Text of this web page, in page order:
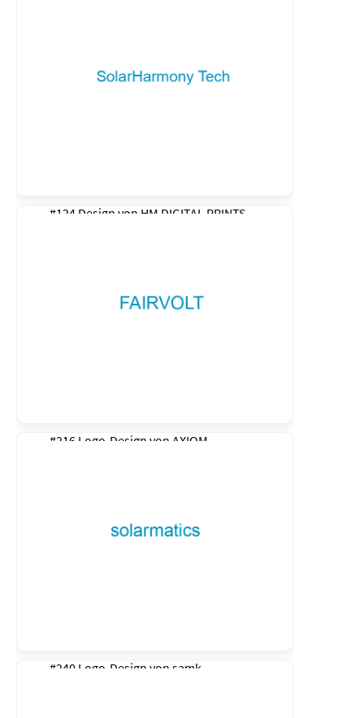
#124 Design von HM DIGITAL PRINTS
#216 Logo-Design von AXIOM
#240 Logo-Design von samk